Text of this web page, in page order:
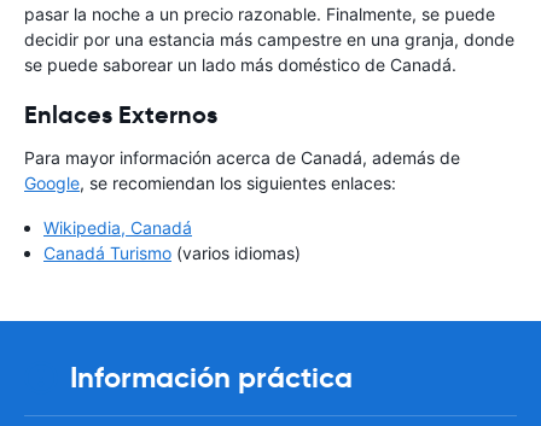
pasar la noche a un precio razonable. Finalmente, se puede
decidir por una estancia más campestre en una granja, donde
se puede saborear un lado más doméstico de Canadá.
Enlaces Externos
Para mayor información acerca de Canadá, además de
Google, se recomiendan los siguientes enlaces:
Wikipedia, Canadá
Canadá Turismo (varios idiomas)
Información práctica